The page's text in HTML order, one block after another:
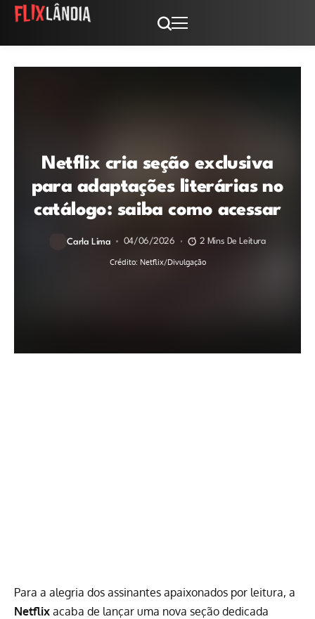
Netflix cria seção exclusiva
para adaptações literárias no
catálogo: saiba como acessar
Carla Lima 04/06/2026 2 Mins De Leitura
Crédito: Netflix/Divulgação
Para a alegria dos assinantes apaixonados por leitura, a
Netflix acaba de lançar uma nova seção dedicada